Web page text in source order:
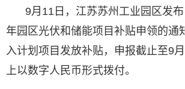
9月11日，江苏苏州工业园区发
年园区光伏和储能项目 补贴申领的通
入计划项目发放补贴，申报截止至9
上以数字人民币形式拨付。